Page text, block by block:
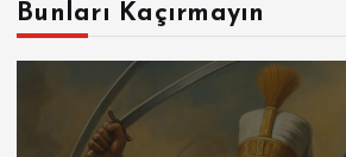
Bunları Kaçırmayın